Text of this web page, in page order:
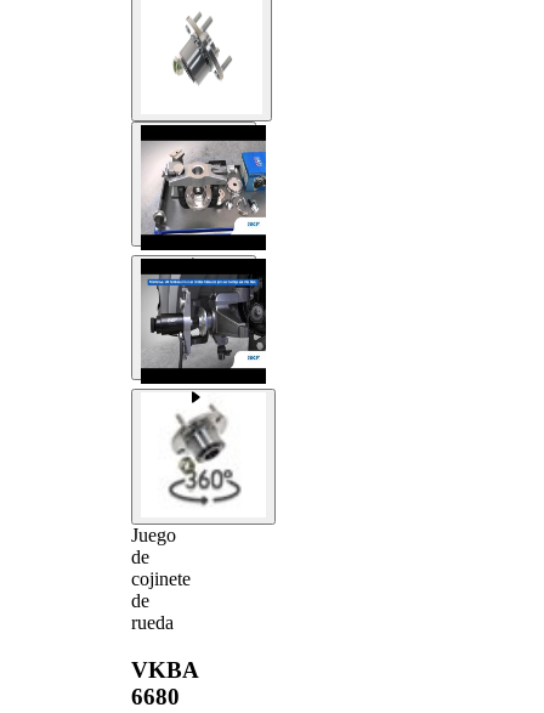
Juego
de
cojinete
de
rueda
VKBA
6680